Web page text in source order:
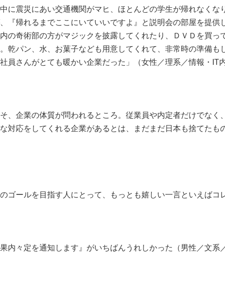
中に震災にあい交通機関がマヒ、ほとんどの学生が帰れなくな
『帰れるまでここにいていいですよ』と説明会の部屋を提供
の奇術部の方がマジックを披露してくれたり、ＤＶＤを買っ
乾パン、水、お菓子なども用意してくれて、非常時の準備も
員さんがとても暖かい企業だった」（女性／理系／情報・IT内
、企業の体質が問われるところ。従業員や内定者だけでなく
対応をしてくれる企業があるとは、まだまだ日本も捨てたも
ゴールを目指す人にとって、もっとも嬉しい一言といえばコ
果内々定を通知します』がいちばんうれしかった（男性／文系